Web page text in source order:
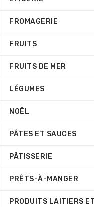
FROMAGERIE
FRUITS
FRUITS DE MER
LÉGUMES
NOËL
PÂTES ET SAUCES
PÂTISSERIE
PRÊTS-À-MANGER
PRODUITS LAITIERS